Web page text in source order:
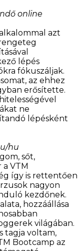
online
azt
lépés
fókuszáljak.
az ehhez
erősítette.
ne
lépésként
hu
sőt,
VTM
így is rettentően
nagyon
kezdőnek.
hozzáállása
világában.
tagja voltam,
Bootcamp az